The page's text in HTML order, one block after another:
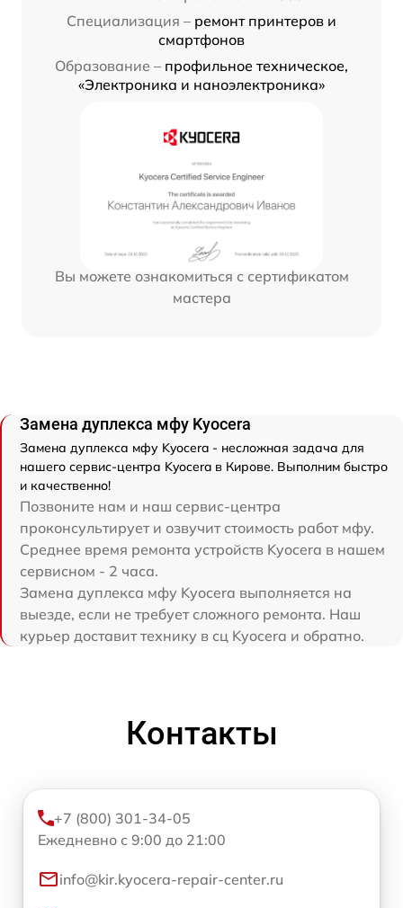
Специализация – ремонт принтеров и
смартфонов
Образование – профильное техническое,
«Электроника и наноэлектроника»
Вы можете ознакомиться с сертификатом
мастера
Замена дуплекса мфу Kyocera
Замена дуплекса мфу Kyocera - несложная задача для
нашего сервис-центра Kyocera в Кирове. Выполним быстро
и качественно!
Позвоните нам и наш сервис-центра
проконсультирует и озвучит стоимость работ мфу.
Среднее время ремонта устройств Kyocera в нашем
сервисном - 2 часа.
Замена дуплекса мфу Kyocera выполняется на
выезде, если не требует сложного ремонта. Наш
курьер доставит технику в сц Kyocera и обратно.
Контакты
+7 (800) 301-34-05
Ежедневно с 9:00 до 21:00
info@kir.kyocera-repair-center.ru